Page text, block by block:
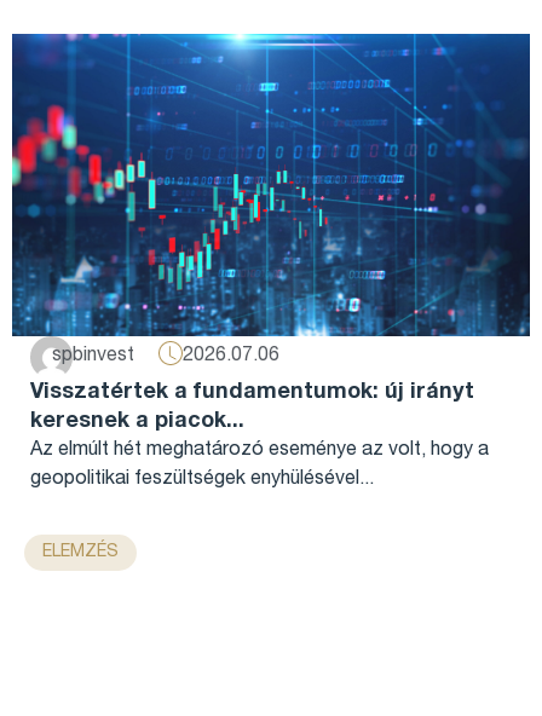
spbinvest 2026.07.06
Visszatértek a fundamentumok: új irányt
keresnek a piacok...
Az elmúlt hét meghatározó eseménye az volt, hogy a
geopolitikai feszültségek enyhülésével...
ELEMZÉS